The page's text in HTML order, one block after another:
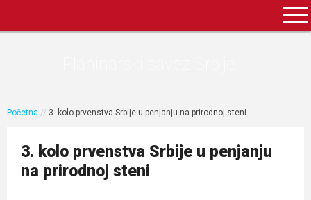
Početna // 3. kolo prvenstva Srbije u penjanju na prirodnoj steni
3. kolo prvenstva Srbije u penjanju
na prirodnoj steni